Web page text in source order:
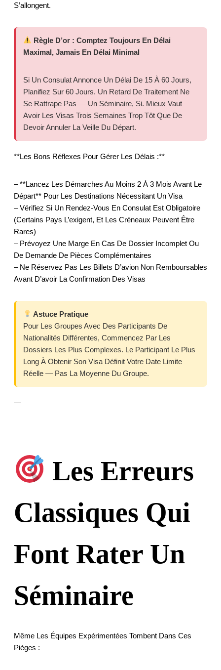
S’allongent.
Règle D’or : Comptez Toujours En Délai
Maximal, Jamais En Délai Minimal
Si Un Consulat Annonce Un Délai De 15 À 60 Jours,
Planifiez Sur 60 Jours. Un Retard De Traitement Ne
Se Rattrape Pas — Un Séminaire, Si. Mieux Vaut
Avoir Les Visas Trois Semaines Trop Tôt Que De
Devoir Annuler La Veille Du Départ.
**Les Bons Réflexes Pour Gérer Les Délais :**
– **Lancez Les Démarches Au Moins 2 À 3 Mois Avant Le
Départ** Pour Les Destinations Nécessitant Un Visa
– Vérifiez Si Un Rendez-Vous En Consulat Est Obligatoire
(certains Pays L’exigent, Et Les Créneaux Peuvent Être
Rares)
– Prévoyez Une Marge En Cas De Dossier Incomplet Ou
De Demande De Pièces Complémentaires
– Ne Réservez Pas Les Billets D’avion Non Remboursables
Avant D’avoir La Confirmation Des Visas
Astuce Pratique
Pour Les Groupes Avec Des Participants De
Nationalités Différentes, Commencez Par Les
Dossiers Les Plus Complexes. Le Participant Le Plus
Long À Obtenir Son Visa Définit Votre Date Limite
Réelle — Pas La Moyenne Du Groupe.
—
Les Erreurs
Classiques Qui
Font Rater Un
Séminaire
Même Les Équipes Expérimentées Tombent Dans Ces
Pièges :